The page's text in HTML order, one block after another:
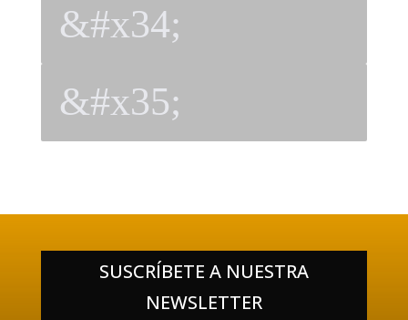
&#x34;
&#x35;
SUSCRÍBETE A NUESTRA
NEWSLETTER